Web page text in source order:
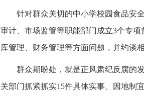
针对群众关切的中小学校园食品安
审计、市场监管等职能部门成立3个专
库管理、财务管理等方面问题，并约谈
群众期盼处，就是正风肃纪反腐的
关部门抓紧抓实15件具体实事、因地制